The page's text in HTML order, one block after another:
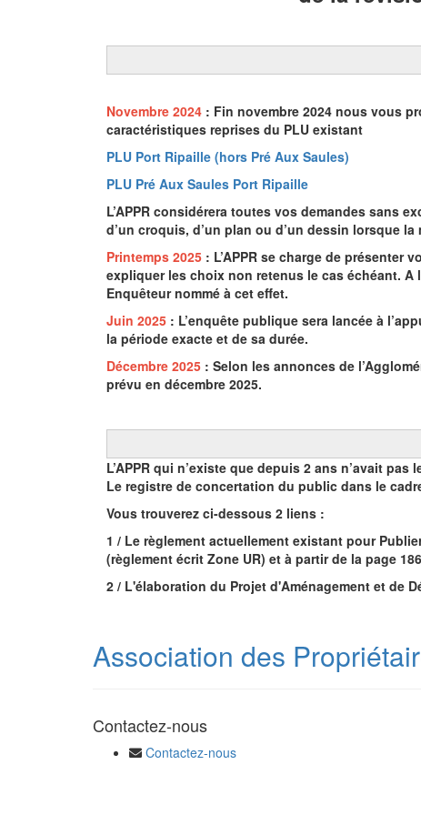
Novembre 2024 : Fin novembre 2024 nous vous
caractéristiques reprises du PLU existant
PLU Port Ripaille (hors Pré Aux Saules)
PLU Pré Aux Saules Port Ripaille
L’APPR considérera toutes vos demandes sans
d’un croquis, d’un plan ou d’un dessin lorsque
Printemps 2025 : L’APPR se charge de
expliquer les choix non retenus le cas échéant.
Enquêteur nommé à cet effet.
Juin 2025 : L’enquête publique sera lancée à
la période exacte et de sa durée.
Décembre 2025 : Selon les annonces de
prévu en décembre 2025.
L’APPR qui n’existe que depuis 2 ans n’avait
Le registre de concertation du public dans le
Vous trouverez ci-dessous 2 liens :
1 / Le règlement actuellement existant pour
(règlement écrit Zone UR) et à partir de la page
2 / L'élaboration du Projet d'Aménagement et de
Association des
Contactez-nous
Contactez-nous